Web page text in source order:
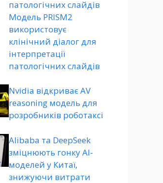
патологічних слайдів
Модель PRISM2
використовує
клінічний діалог для
інтерпретації
патологічних слайдів
Nvidia відкриває AV
reasoning модель для
розробників роботаксі
Alibaba та DeepSeek
зміцнюють гонку AI-
моделей у Китаї,
знижуючи витрати